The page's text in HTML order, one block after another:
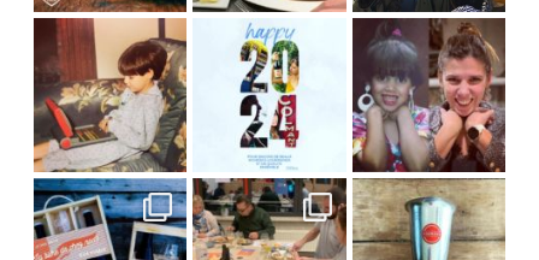
Et tou
] Ce week-end marque
Nous avons clôturé le modu
] Pendant